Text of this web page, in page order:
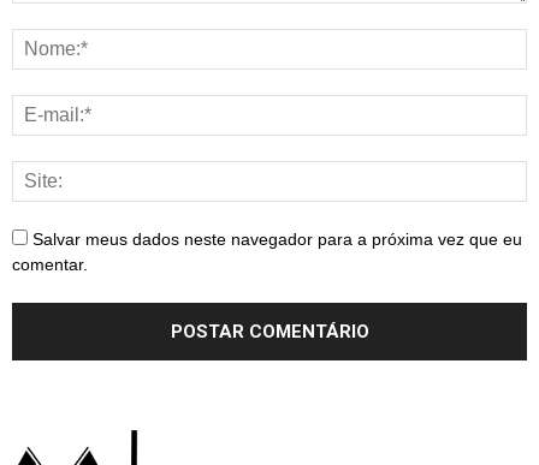
Salvar meus dados neste navegador para a próxima vez que eu
comentar.